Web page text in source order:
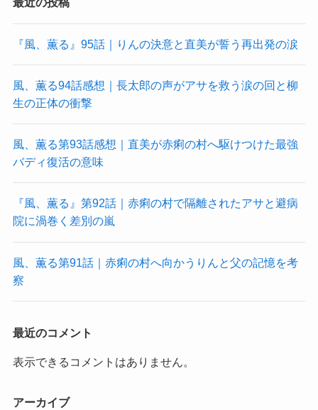
『風、薫る』95話｜りんの決意と直美が誓う再出発の涙
風、薫る94話感想｜長太郎の声がアサを救う涙の回と柳
生の正体の衝撃
風、薫る第93話感想｜直美が赤痢の村へ駆けつけた最強
バディ復活の意味
『風、薫る』第92話｜赤痢の村で隔離されたアサと避病
院に渦巻く差別の嵐
風、薫る第91話｜赤痢の村へ向かうりんと父の記憶を考
察
最近のコメント
表示できるコメントはありません。
アーカイブ